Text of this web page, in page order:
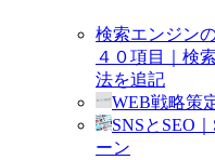
検索エンジン
４０項目｜検
法を追記
WEB戦略策
SNSとSEO
ーン